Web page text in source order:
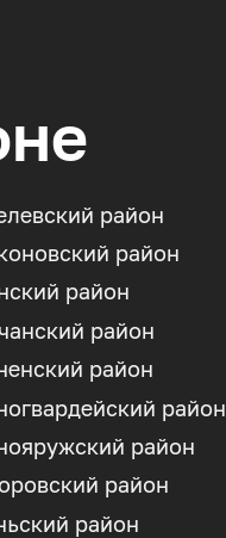
район
район
район
район
район
район
район
район
район